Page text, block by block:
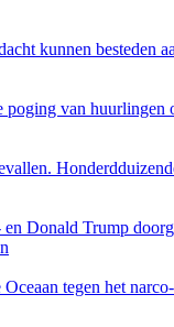
kunnen besteden
van
Donald Trump
tegen het